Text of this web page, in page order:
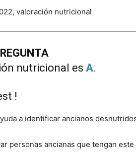
nutricional es A.
!
a identificar ancianos
personas ancianas que tengan